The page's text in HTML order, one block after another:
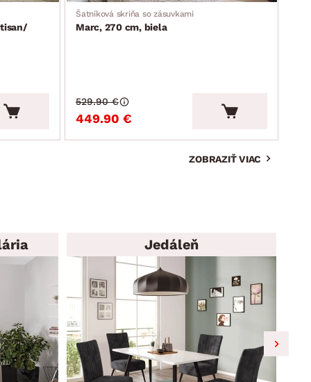
Šatníková skriňa so zásuvkami
Marc, 270 cm, biela
449.90 €
529.90 €
ZOBRAZIŤ VIAC
Jedáleň